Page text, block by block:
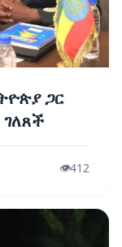
ጋር
👁️412